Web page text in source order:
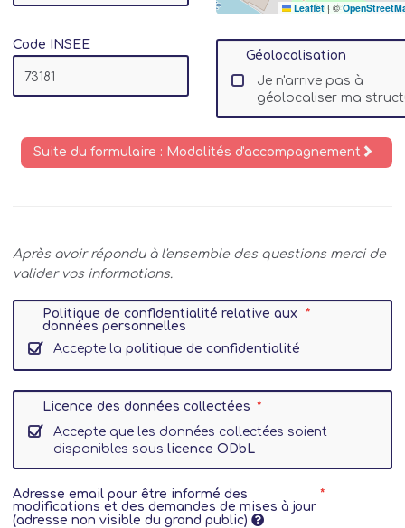
Code INSEE
Leaflet | ©
Géolocalisation
Je n'arrive pas à
géolocaliser ma
Suite du formulaire : Modalités d'accompagnement
Après avoir répondu à l'ensemble des questions merci de
valider vos informations.
Politique de confidentialité relative aux
données personnelles
Accepte la politique de confidentialité
Licence des données collectées
Accepte que les données collectées soient
disponibles sous licence ODbL
Adresse email pour être informé des
modifications et des demandes de mises à jour
(adresse non visible du grand public)